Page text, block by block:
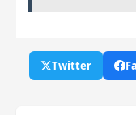
Twitter